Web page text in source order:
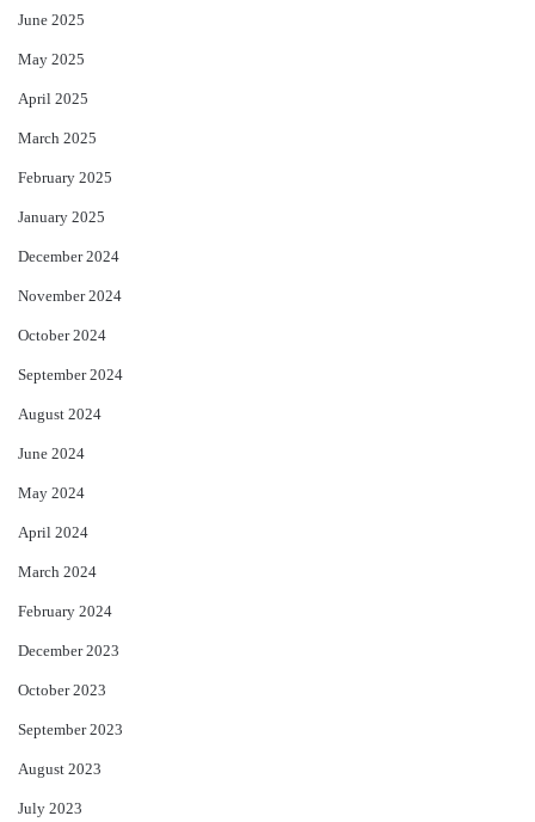
June 2025
May 2025
April 2025
March 2025
February 2025
January 2025
December 2024
November 2024
October 2024
September 2024
August 2024
June 2024
May 2024
April 2024
March 2024
February 2024
December 2023
October 2023
September 2023
August 2023
July 2023